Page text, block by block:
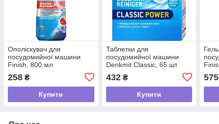
Ополіскувач для
посудомийної машини
Finish, 800 мл
258 ₴
Купити
Таблетки для
посудомийної машини
Denkmit Classic, 65 шт
432₴
Купити
575